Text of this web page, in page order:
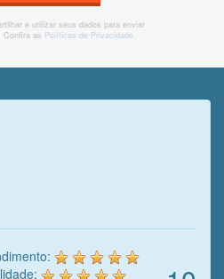
e utilizar seus dados para enviar
Confira as Políticas de Privacidade.